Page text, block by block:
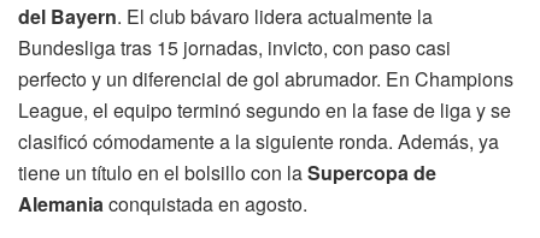
del Bayern. El club bávaro lidera actualmente la
Bundesliga tras 15 jornadas, invicto, con paso casi
perfecto y un diferencial de gol abrumador. En Champions
League, el equipo terminó segundo en la fase de liga y se
clasificó cómodamente a la siguiente ronda. Además, ya
tiene un título en el bolsillo con laSupercopa de
Alemania conquistada en agosto.